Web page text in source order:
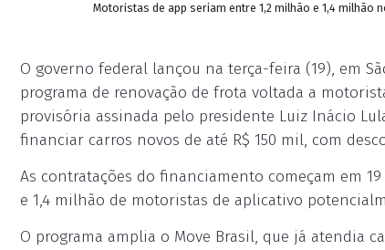
Motoristas de app seriam entre 1,2 milhão e 1,4 milhão
O governo federal lançou na terça-feira (19), em
programa de renovação de frota voltada a
provisória assinada pelo presidente Luiz Inácio
financiar carros novos de até R$ 150 mil, com
As contratações do financiamento começam em
e 1,4 milhão de motoristas de aplicativo
O programa amplia o Move Brasil, que já atendia